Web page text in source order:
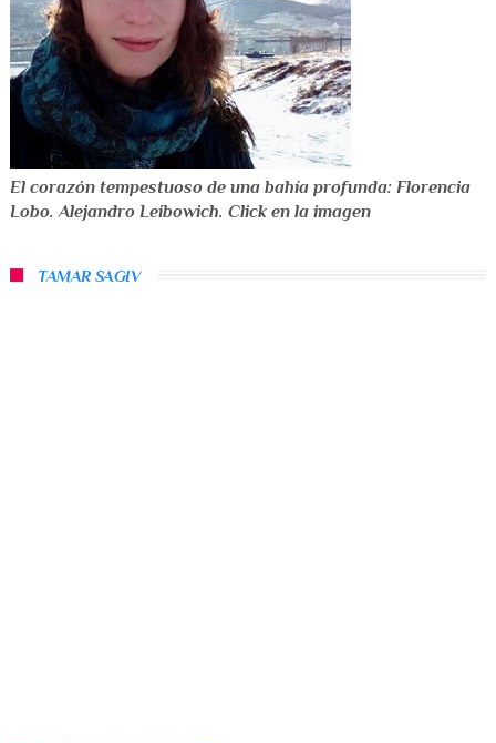
El corazón tempestuoso de una bahía profunda: Florencia
Lobo. Alejandro Leibowich. Click en la imagen
TAMAR SAGIV